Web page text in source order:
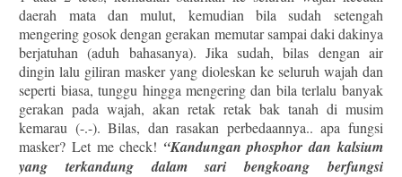
daerah mata dan mulut, kemudian bila sudah setengah
mengering gosok dengan gerakan memutar sampai daki dakinya
berjatuhan (aduh bahasanya). Jika sudah, bilas dengan air
dingin lalu giliran masker yang dioleskan ke seluruh wajah dan
seperti biasa, tunggu hingga mengering dan bila terlalu banyak
gerakan pada wajah, akan retak retak bak tanah di musim
kemarau (-.-). Bilas, dan rasakan perbedaannya.. apa fungsi
masker? Let me check! “Kandungan phosphor dan kalsium
yang terkandung dalam sari bengkoang berfungsi